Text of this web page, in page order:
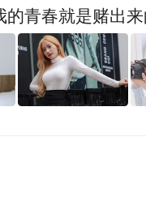
的青春就是赌出